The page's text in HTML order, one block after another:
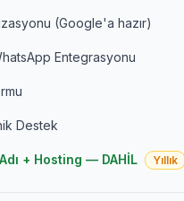
(Google'a hazır)
Entegrasyonu
Destek
+ Hosting — DAHİL Yıllık